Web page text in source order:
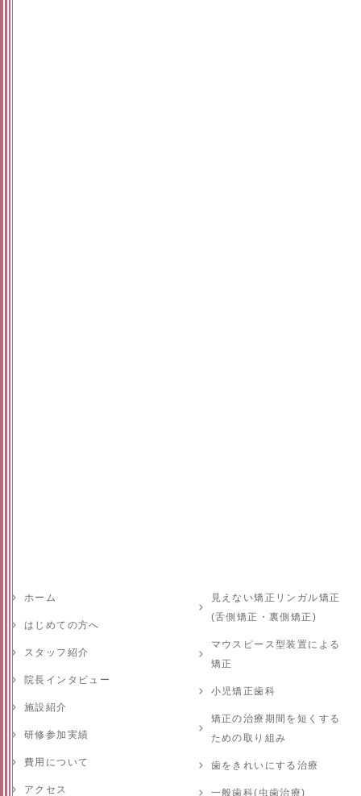
ホーム
はじめての方へ
スタッフ紹介
院長インタビュー
施設紹介
研修参加実績
費用について
アクセス
見えない矯正リンガル矯正
(舌側矯正・裏側矯正)
マウスピース型装置による
矯正
小児矯正歯科
矯正の治療期間を短くする
ための取り組み
歯をきれいにする治療
一般歯科(虫歯治療)